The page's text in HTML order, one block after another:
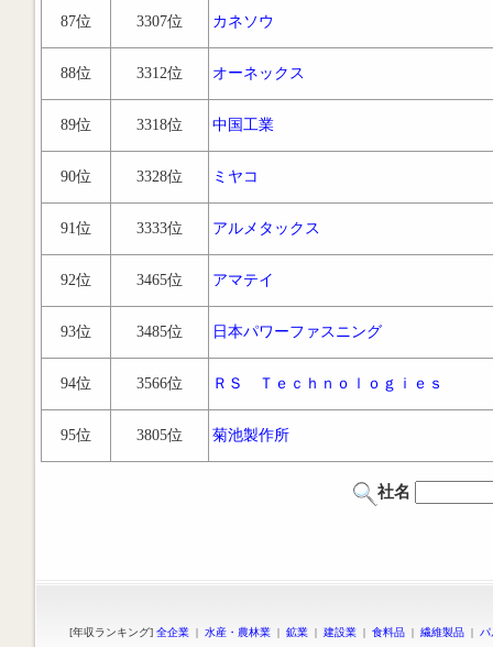
87位 3307位 カネソウ
88位 3312位 オーネックス
89位 3318位 中国工業
90位 3328位 ミヤコ
91位 3333位 アルメタックス
92位 3465位 アマテイ
93位 3485位 日本パワーファスニング
94位 3566位 ＲＳ Ｔｅｃｈｎｏｌｏｇｉｅｓ
95位 3805位 菊池製作所
社名
[年収ランキング] 全企業 | 水産・農林業 | 鉱業 | 建設業 | 食料品 | 繊維製品 |